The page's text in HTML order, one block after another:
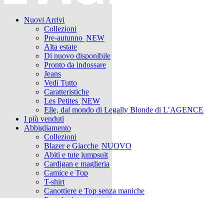
Nuovi Arrivi
Collezioni
Pre-autunno NEW
Alta estate
Di nuovo disponibile
Pronto da indossare
Jeans
Vedi Tutto
Caratteristiche
Les Petites NEW
Elle, dal mondo di Legally Blonde di L’AGENCE
I più venduti
Abbigliamento
Collezioni
Blazer e Giacche NUOVO
Abiti e tute jumpsuit
Cardigan e maglieria
Camice e Top
T-shirt
Canottiere e Top senza maniche